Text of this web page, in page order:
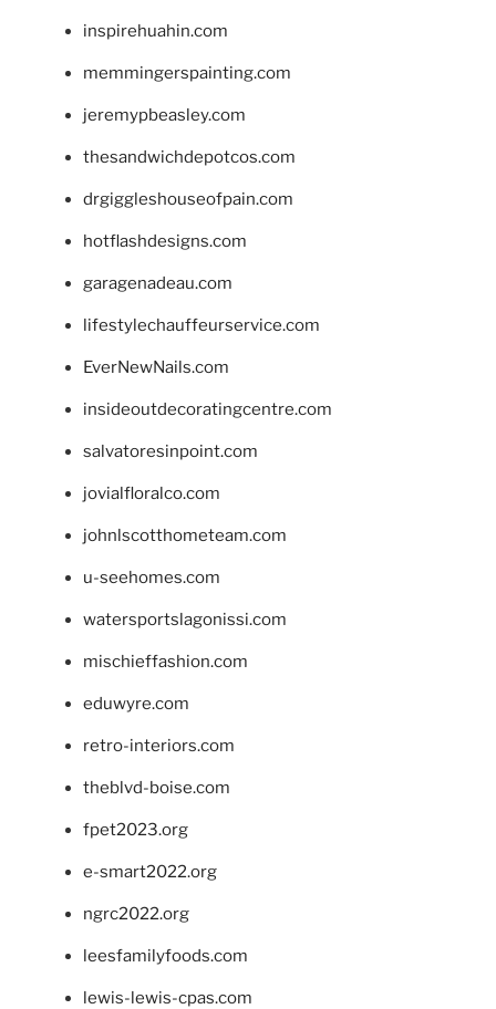
inspirehuahin.com
memmingerspainting.com
jeremypbeasley.com
thesandwichdepotcos.com
drgiggleshouseofpain.com
hotflashdesigns.com
garagenadeau.com
lifestylechauffeurservice.com
EverNewNails.com
insideoutdecoratingcentre.com
salvatoresinpoint.com
jovialfloralco.com
johnlscotthometeam.com
u-seehomes.com
watersportslagonissi.com
mischieffashion.com
eduwyre.com
retro-interiors.com
theblvd-boise.com
fpet2023.org
e-smart2022.org
ngrc2022.org
leesfamilyfoods.com
lewis-lewis-cpas.com